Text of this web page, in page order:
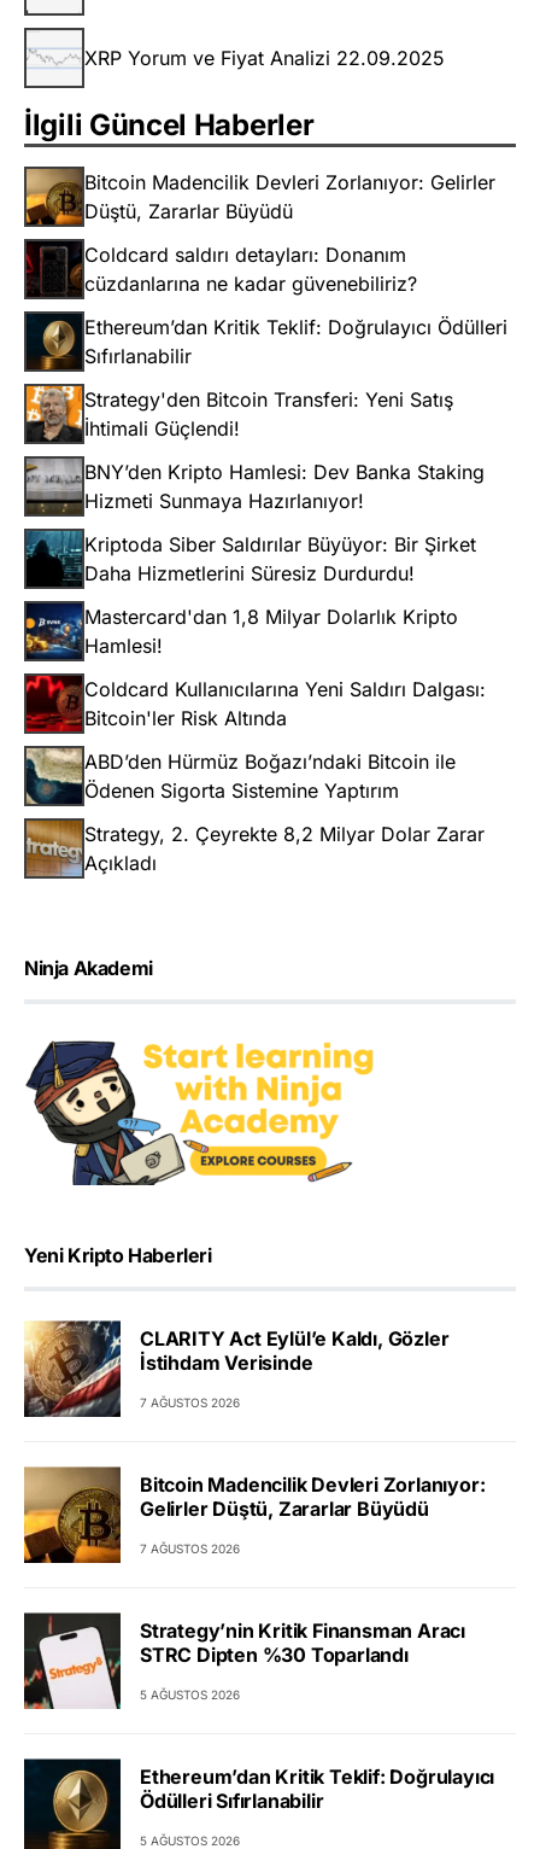
XRP Yorum ve Fiyat Analizi 22.09.2025
İlgili Güncel Haberler
Bitcoin Madencilik Devleri Zorlanıyor: Gelirler
Düştü, Zararlar Büyüdü
Coldcard saldırı detayları: Donanım
cüzdanlarına ne kadar güvenebiliriz?
Ethereum’dan Kritik Teklif: Doğrulayıcı Ödülleri
Sıfırlanabilir
Strategy'den Bitcoin Transferi: Yeni Satış
İhtimali Güçlendi!
BNY’den Kripto Hamlesi: Dev Banka Staking
Hizmeti Sunmaya Hazırlanıyor!
Kriptoda Siber Saldırılar Büyüyor: Bir Şirket
Daha Hizmetlerini Süresiz Durdurdu!
Mastercard'dan 1,8 Milyar Dolarlık Kripto
Hamlesi!
Coldcard Kullanıcılarına Yeni Saldırı Dalgası:
Bitcoin'ler Risk Altında
ABD’den Hürmüz Boğazı’ndaki Bitcoin ile
Ödenen Sigorta Sistemine Yaptırım
Strategy, 2. Çeyrekte 8,2 Milyar Dolar Zarar
Açıkladı
Ninja Akademi
Yeni Kripto Haberleri
CLARITY Act Eylül’e Kaldı, Gözler
İstihdam Verisinde
7 AĞUSTOS 2026
Bitcoin Madencilik Devleri Zorlanıyor:
Gelirler Düştü, Zararlar Büyüdü
7 AĞUSTOS 2026
Strategy’nin Kritik Finansman Aracı
STRC Dipten %30 Toparlandı
5 AĞUSTOS 2026
Ethereum’dan Kritik Teklif: Doğrulayıcı
Ödülleri Sıfırlanabilir
5 AĞUSTOS 2026